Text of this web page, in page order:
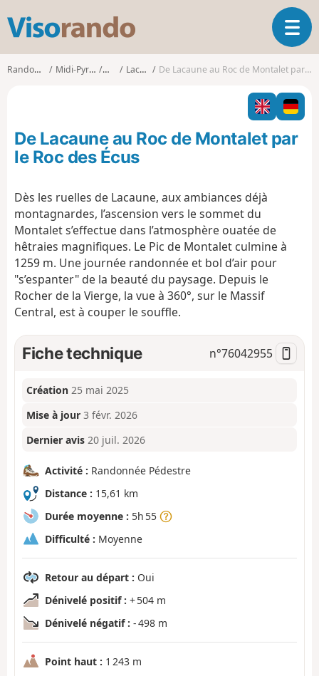
s
o
o
O
u
r
i
r
l
a
Randonnées Midi-Pyrénées Tarn Lacaune De Lacaune au Roc de Montalet par le Roc des Écus
De Lacaune au Roc de Montalet par
le Roc des Écus
Dès les ruelles de Lacaune, aux ambiances déjà
montagnardes, l’ascension vers le sommet du
Montalet s’effectue dans l’atmosphère ouatée de
hêtraies magnifiques. Le Pic de Montalet culmine à
1259 m. Une journée randonnée et bol d’air pour
"s’espanter" de la beauté du paysage. Depuis le
Rocher de la Vierge, la vue à 360°, sur le Massif
Central, est à couper le souffle.
Fiche technique n°76042955
Création 25 mai 2025
Mise à jour 3 févr. 2026
Dernier avis 20 juil. 2026
Activité : Randonnée Pédestre
Distance : 15,61 km
Durée moyenne : 5h 55
Difficulté : Moyenne
Retour au départ : Oui
Dénivelé positif : + 504 m
Dénivelé négatif : - 498 m
Point haut : 1 243 m